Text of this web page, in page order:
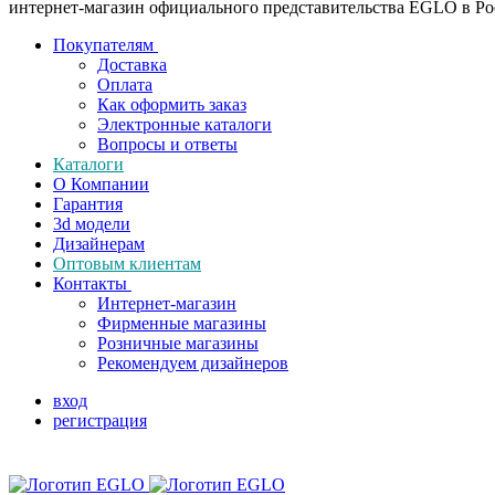
интернет-магазин официального представительства EGLO в
Покупателям
Доставка
Оплата
Как оформить заказ
Электронные каталоги
Вопросы и ответы
Каталоги
О Компании
Гарантия
3d модели
Дизайнерам
Оптовым клиентам
Контакты
Интернет-магазин
Фирменные магазины
Розничные магазины
Рекомендуем дизайнеров
вход
регистрация